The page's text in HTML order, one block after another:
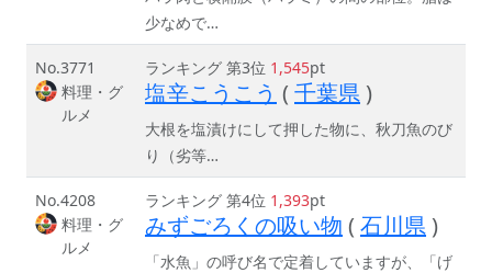
少なめで…
No.3771
料理・グ
ルメ
ランキング 第3位 1,545pt
塩辛こうこう ( 千葉県 )
大根を塩漬けにして押した物に、秋刀魚のび
り（劣等…
No.4208
料理・グ
ルメ
ランキング 第4位 1,393pt
みずごろくの吸い物 ( 石川県 )
「水魚」の呼び名で定着していますが、「げ